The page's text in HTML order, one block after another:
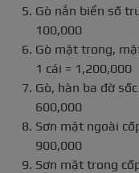
Gò nắn biển số
100,000
Gò mặt trong,
1 cái = 1,200,000
Gò, hàn ba đờ
600,000
Sơn mặt ngoài
900,000
Sơn mặt trong